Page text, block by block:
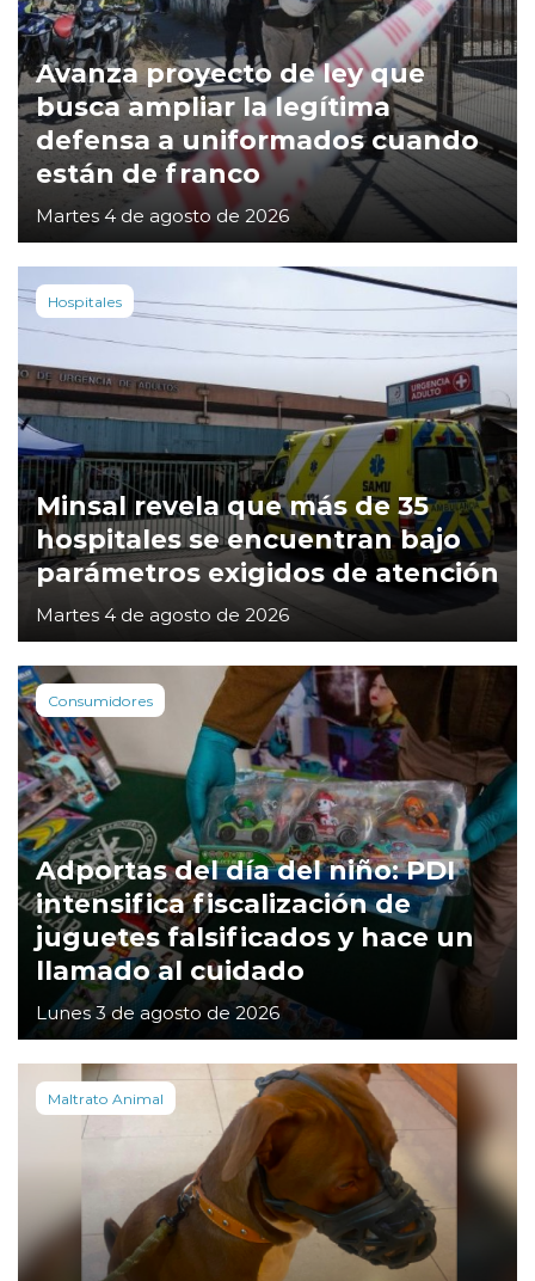
Avanza proyecto de ley que
busca ampliar la legítima
defensa a uniformados cuando
están de franco
Martes 4 de agosto de 2026
Hospitales
Minsal revela que más de 35
hospitales se encuentran bajo
parámetros exigidos de atención
Martes 4 de agosto de 2026
Consumidores
Adportas del día del niño: PDI
intensifica fiscalización de
juguetes falsificados y hace un
llamado al cuidado
Lunes 3 de agosto de 2026
Maltrato Animal